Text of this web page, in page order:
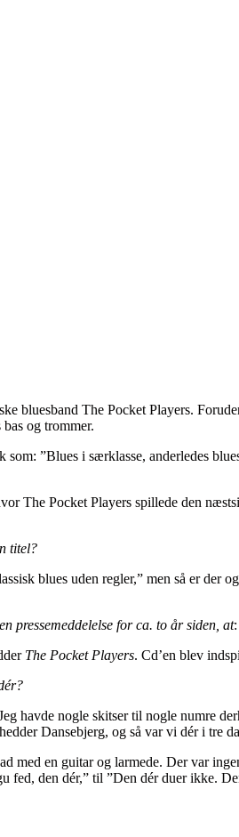
bluesband The Pocket Players.
og trommer.
”Blues i særklasse, anderledes
The Pocket Players spillede den
titel?
blues uden regler,” men så er
pressemeddelelse for ca. to år siden, at:
The Pocket Players. Cd’en blev
havde nogle skitser til nogle numre
Dansebjerg, og så var vi dér i tre
med en guitar og larmede. Der var
fed, den dér,” til ”Den dér duer ikke.